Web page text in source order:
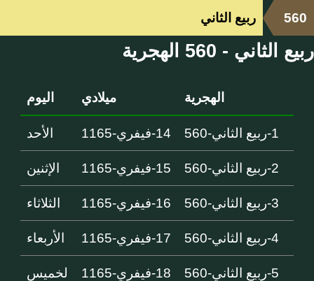
560 ربيع الثاني
ربيع الثاني - 560 الهجرية
الهجرية ميلادي اليوم
1-ربيع الثاني-560 14-فيفري-1165 الأحد
2-ربيع الثاني-560 15-فيفري-1165 الإثنين
3-ربيع الثاني-560 16-فيفري-1165 الثلاثاء
4-ربيع الثاني-560 17-فيفري-1165 الأربعاء
5-ربيع الثاني-560 18-فيفري-1165 لخميس